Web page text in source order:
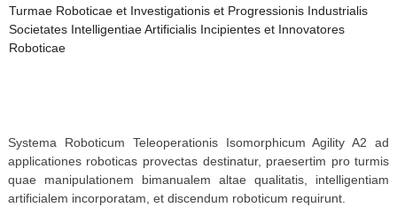
Turmae Roboticae et Investigationis et Progressionis Industrialis
Societates Intelligentiae Artificialis Incipientes et Innovatores
Roboticae
Systema Roboticum Teleoperationis Isomorphicum Agility A2 ad
applicationes roboticas provectas destinatur, praesertim pro turmis
quae manipulationem bimanualem altae qualitatis, intelligentiam
artificialem incorporatam, et discendum roboticum requirunt.